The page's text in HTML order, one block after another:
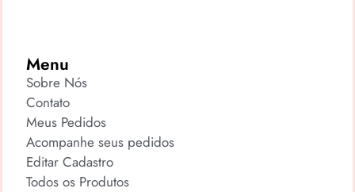
Menu
Sobre Nós
Contato
Meus Pedidos
Acompanhe seus pedidos
Editar Cadastro
Todos os Produtos